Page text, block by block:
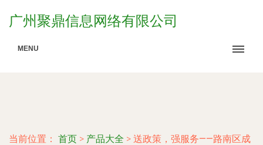
广州聚鼎信息网络有限公司
MENU
当前位置： 首页 > 产品大全 > 送政策，强服务——路南区成